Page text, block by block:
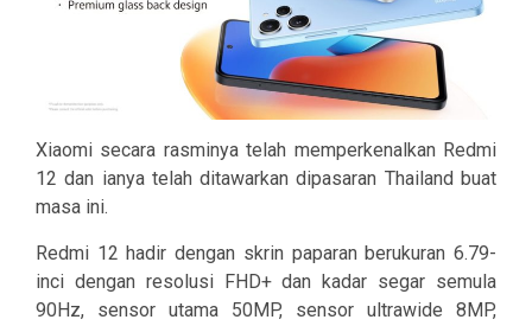
Xiaomi secara rasminya telah memperkenalkan Redmi
12 dan ianya telah ditawarkan dipasaran Thailand buat
masa ini.
Redmi 12 hadir dengan skrin paparan berukuran 6.79-
inci dengan resolusi FHD+ dan kadar segar semula
90Hz, sensor utama 50MP, sensor ultrawide 8MP,